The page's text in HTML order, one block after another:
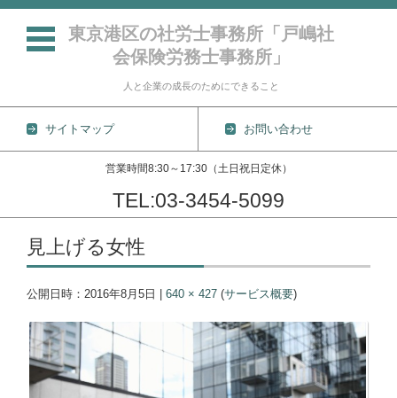
東京港区の社労士事務所「戸嶋社
会保険労務士事務所」
人と企業の成長のためにできること
サイトマップ お問い合わせ
営業時間8:30～17:30（土日祝日定休）
TEL:03-3454-5099
コンテンツに移動
見上げる女性
公開日時： 2016年8月5日 640 × 427 (サービス概要)